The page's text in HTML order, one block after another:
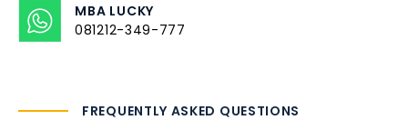
MBA LUCKY
081212-349-777
FREQUENTLY ASKED QUESTIONS